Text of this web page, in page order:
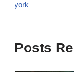
york
Posts